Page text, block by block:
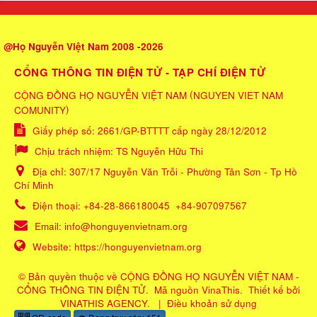
@Họ Nguyễn Việt Nam 2008 -2026
CỔNG THÔNG TIN ĐIỆN TỬ - TẠP CHÍ ĐIỆN TỬ
CỘNG ĐỒNG HỌ NGUYỄN VIỆT NAM (NGUYEN VIET NAM
COMUNITY)
Giấy phép số: 2661/GP-BTTTT cấp ngày 28/12/2012
Chịu trách nhiệm: TS Nguyễn Hữu Thi
Địa chỉ: 307/17 Nguyễn Văn Trỗi - Phường Tân Sơn - Tp Hồ
Chí Minh
Điện thoại: +84-28-866180045 +84-907097567
Email: info@honguyenvietnam.org
Website: https://honguyenvietnam.org
© Bản quyền thuộc về CỘNG ĐỒNG HỌ NGUYỄN VIỆT NAM -
CỔNG THÔNG TIN ĐIỆN TỬ. Mã nguồn VinaThis. Thiết kế bởi
VINATHIS AGENCY. | Điều khoản sử dụng